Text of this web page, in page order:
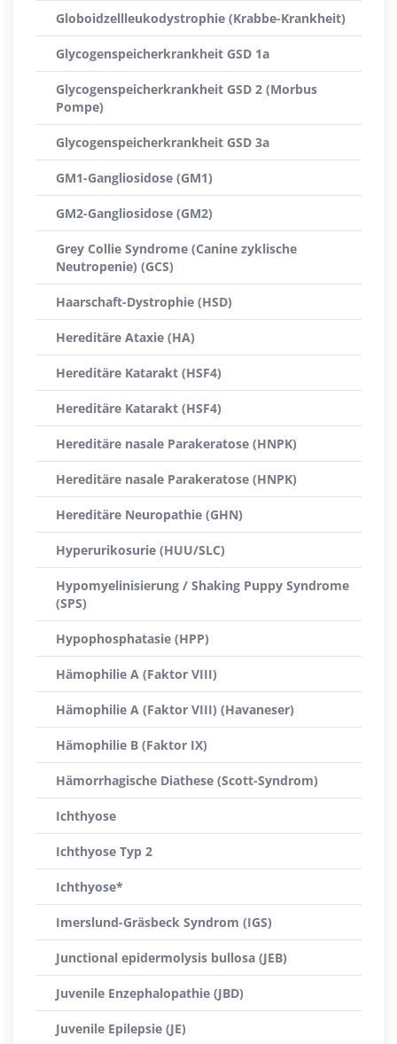
Globoidzellleukodystrophie (Krabbe-Krankheit)
Glycogenspeicherkrankheit GSD 1a
Glycogenspeicherkrankheit GSD 2 (Morbus
Pompe)
Glycogenspeicherkrankheit GSD 3a
GM1-Gangliosidose (GM1)
GM2-Gangliosidose (GM2)
Grey Collie Syndrome (Canine zyklische
Neutropenie) (GCS)
Haarschaft-Dystrophie (HSD)
Hereditäre Ataxie (HA)
Hereditäre Katarakt (HSF4)
Hereditäre Katarakt (HSF4)
Hereditäre nasale Parakeratose (HNPK)
Hereditäre nasale Parakeratose (HNPK)
Hereditäre Neuropathie (GHN)
Hyperurikosurie (HUU/SLC)
Hypomyelinisierung / Shaking Puppy Syndrome
(SPS)
Hypophosphatasie (HPP)
Hämophilie A (Faktor VIII)
Hämophilie A (Faktor VIII) (Havaneser)
Hämophilie B (Faktor IX)
Hämorrhagische Diathese (Scott-Syndrom)
Ichthyose
Ichthyose Typ 2
Ichthyose*
Imerslund-Gräsbeck Syndrom (IGS)
Junctional epidermolysis bullosa (JEB)
Juvenile Enzephalopathie (JBD)
Juvenile Epilepsie (JE)